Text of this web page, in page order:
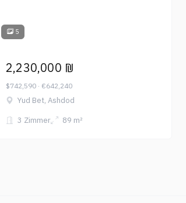
5
2,230,000 ₪
$742,590 · €642,240
Yud Bet, Ashdod
3 Zimmer
89 m²